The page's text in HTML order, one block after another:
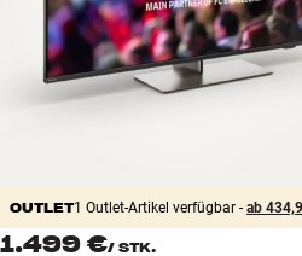
ANGEBOTE
Store Finden
Kundendienst
OUTLET1 Outlet-Artikel verfügbar - ab
1.499 €/ STK.